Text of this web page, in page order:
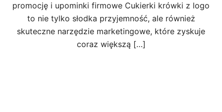
promocję i upominki firmowe Cukierki krówki z logo
to nie tylko słodka przyjemność, ale również
skuteczne narzędzie marketingowe, które zyskuje
coraz większą […]